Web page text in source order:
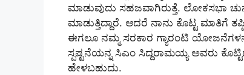
ಮಾಡುವುದು ಸಹಜವಾಗಿರುತ್ತೆ. ಲೋಕಸಭಾ
ಮಾಡುತ್ತಿದ್ದಾರೆ. ಆದರೆ ನಾನು ಕೊಟ್ಟ ಮಾತಿಗೆ
ಈಗಲೂ ನಮ್ಮ ಸರಕಾರ ಗ್ಯಾರಂಟಿ
ಸ್ಪಷ್ಟನೆಯನ್ನ ಸಿಎಂ ಸಿದ್ದರಾಮಯ್ಯ ಅವರು
ಹೇಳಬಹುದು.